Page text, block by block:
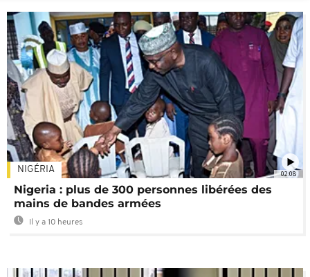
02:08
NIGÉRIA
Nigeria : plus de 300 personnes libérées des
mains de bandes armées
Il y a 10 heures